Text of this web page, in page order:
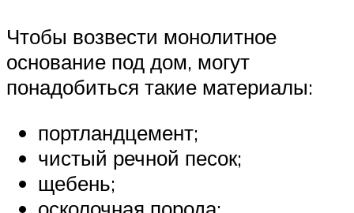
Чтобы возвести монолитное
основание под дом, могут
понадобиться такие материалы:
портландцемент;
чистый речной песок;
щебень;
осколочная порода;